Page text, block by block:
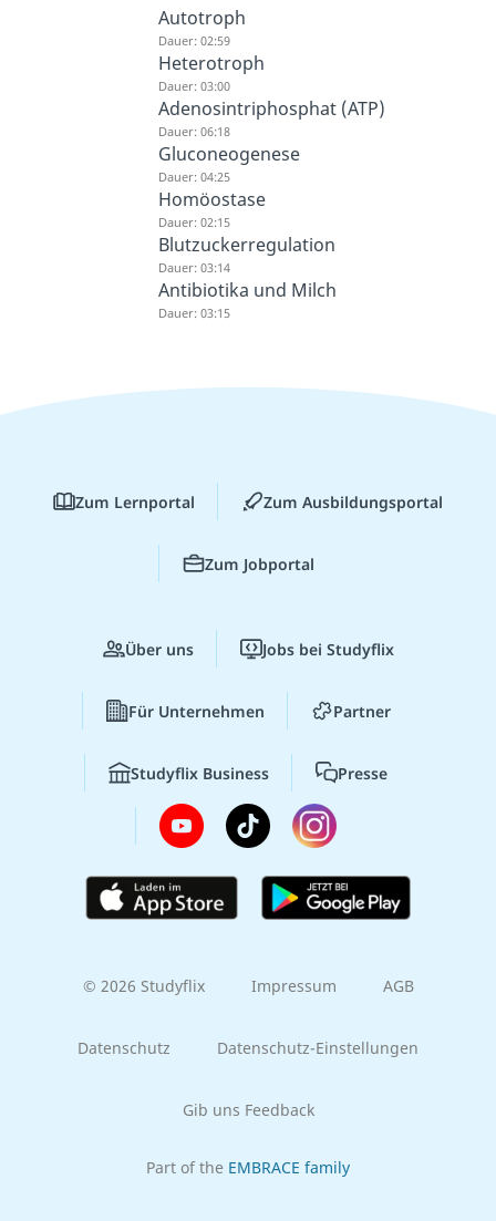
Autotroph
Dauer: 02:59
Heterotroph
Dauer: 03:00
Adenosintriphosphat (ATP)
Dauer: 06:18
Gluconeogenese
Dauer: 04:25
Homöostase
Dauer: 02:15
Blutzuckerregulation
Dauer: 03:14
Antibiotika und Milch
Dauer: 03:15
Zum Lernportal Zum Ausbildungsportal
Zum Jobportal
Über uns Jobs bei Studyflix
Für Unternehmen Partner
Studyflix Business Presse
© 2026 Studyflix Impressum AGB
Datenschutz Datenschutz-Einstellungen
Gib uns Feedback
Part of the EMBRACE family